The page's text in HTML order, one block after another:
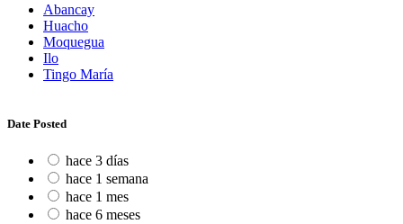
Abancay
Huacho
Moquegua
Ilo
Tingo María
Date Posted
hace 3 días
hace 1 semana
hace 1 mes
hace 6 meses